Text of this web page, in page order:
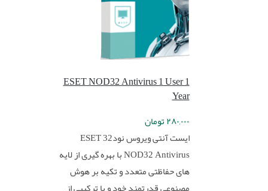
ESET NOD32 Antivirus 1 User 1
Year
۲۸۰,۰۰۰تومان
ایست آنتی ویروس نود32 ESET
NOD32 Antivirus با بهره گیری از لایه
های حفاظتی متعدد و تکیه بر هوش